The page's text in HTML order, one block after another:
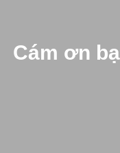
Cám ơn